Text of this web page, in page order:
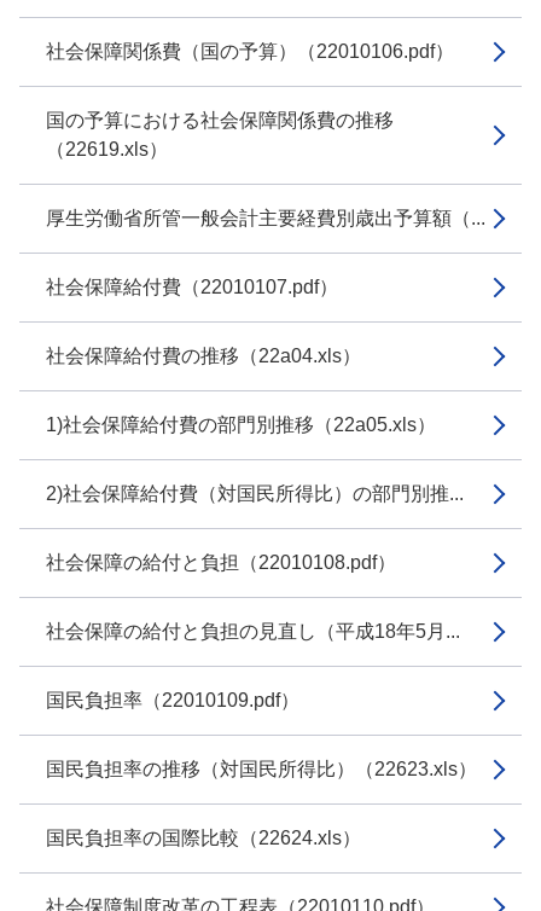
社会保障関係費（国の予算）（22010106.pdf）
国の予算における社会保障関係費の推移
（22619.xls）
厚生労働省所管一般会計主要経費別歳出予算額（...
社会保障給付費（22010107.pdf）
社会保障給付費の推移（22a04.xls）
1)社会保障給付費の部門別推移（22a05.xls）
2)社会保障給付費（対国民所得比）の部門別推...
社会保障の給付と負担（22010108.pdf）
社会保障の給付と負担の見直し（平成18年5月...
国民負担率（22010109.pdf）
国民負担率の推移（対国民所得比）（22623.xls）
国民負担率の国際比較（22624.xls）
社会保障制度改革の工程表（22010110.pdf）